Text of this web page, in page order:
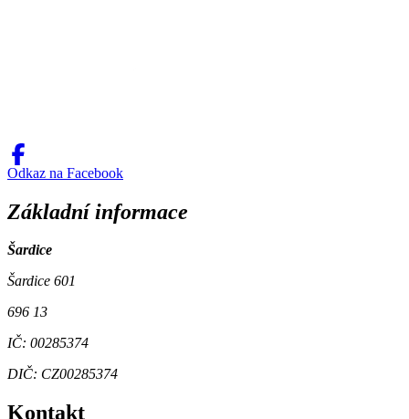
Odkaz na Facebook
Základní informace
Šardice
Šardice 601
696 13
IČ: 00285374
DIČ: CZ00285374
Kontakt